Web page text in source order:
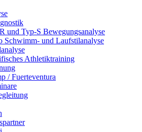
und Typ-S Bewegungsanalyse
Schwimm- und Laufstilanalyse
Athletiktraining
/ Fuerteventura